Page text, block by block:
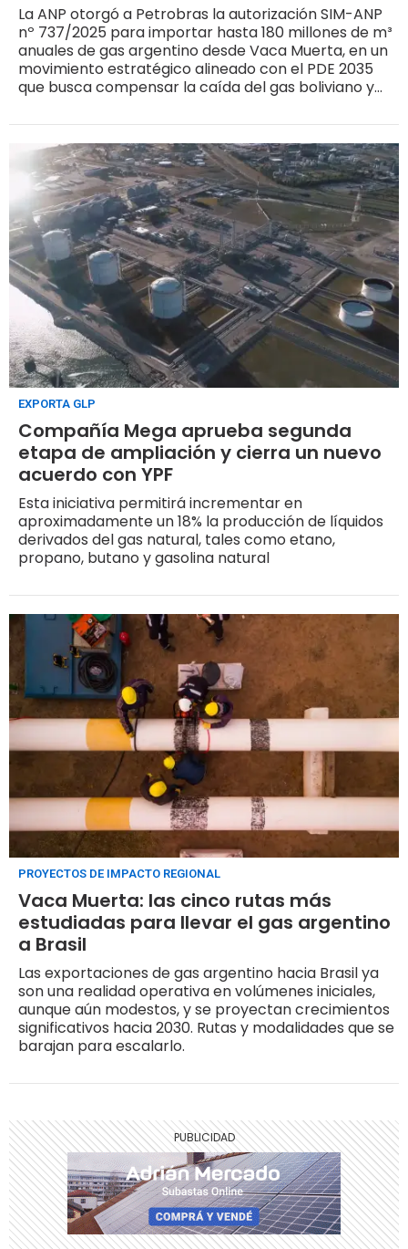
La ANP otorgó a Petrobras la autorización SIM-ANP
nº 737/2025 para importar hasta 180 millones de m³
anuales de gas argentino desde Vaca Muerta, en un
movimiento estratégico alineado con el PDE 2035
que busca compensar la caída del gas boliviano y
EXPORTA GLP
Compañía Mega aprueba segunda
etapa de ampliación y cierra un nuevo
acuerdo con YPF
Esta iniciativa permitirá incrementar en
aproximadamente un 18% la producción de líquidos
derivados del gas natural, tales como etano,
propano, butano y gasolina natural
PROYECTOS DE IMPACTO REGIONAL
Vaca Muerta: las cinco rutas más
estudiadas para llevar el gas argentino
a Brasil
Las exportaciones de gas argentino hacia Brasil ya
son una realidad operativa en volúmenes iniciales,
aunque aún modestos, y se proyectan crecimientos
significativos hacia 2030. Rutas y modalidades que se
barajan para escalarlo.